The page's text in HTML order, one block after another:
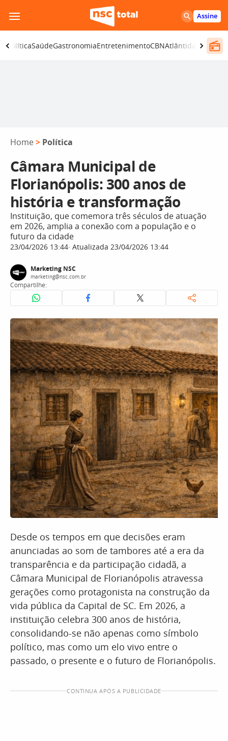
para
o
conteúdo
Assine
PolíticaSaúdeGastronomiaEntretenimentoCBNAtlântida SC
Home > Política
Câmara Municipal de
Florianópolis: 300 anos de
história e transformação
Instituição, que comemora três séculos de atuação
em 2026, amplia a conexão com a população e o
futuro da cidade
23/04/2026 13:44 Atualizada 23/04/2026 13:44
Marketing NSC
marketing@nsc.com.br
Compartilhe:
Desde os tempos em que decisões eram
anunciadas ao som de tambores até a era da
transparência e da participação cidadã, a
Câmara Municipal de Florianópolis atravessa
gerações como protagonista na construção da
vida pública da Capital de SC. Em 2026, a
instituição celebra 300 anos de história,
consolidando-se não apenas como símbolo
político, mas como um elo vivo entre o
passado, o presente e o futuro de Florianópolis.
CONTINUA APÓS A PUBLICIDADE